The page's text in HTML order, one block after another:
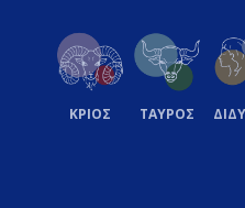
ΚΡΙΟΣ ΤΑΥΡΟΣ